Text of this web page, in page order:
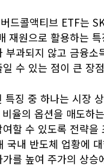
드콜액티브 ETF는
재원으로 활용하는
부과되지 않고 금융
수 있는 점이 큰 장
특징 중 하나는 시장
율의 옵션을 매도하
할 수 있도록 전략
국내 반도체 업황에
를 높여 주가의 상